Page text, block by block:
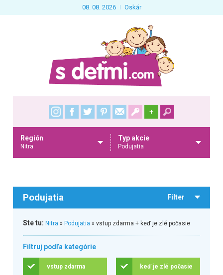
08. 08. 2026 Oskár
+
Región
Nitra
Typ akcie
Podujatia
Podujatia Filter
Ste tu: Nitra » Podujatia » vstup zdarma + keď je zlé počasie
Filtruj podľa kategórie
vstup zdarma keď je zlé počasie